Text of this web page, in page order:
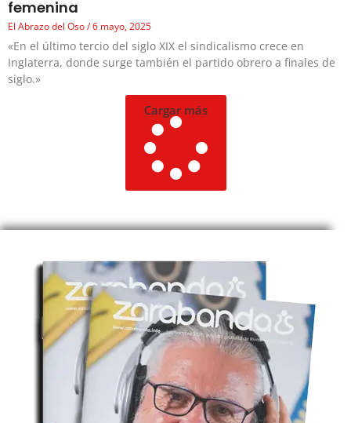
femenina
El Abrazo del Oso 6 mayo, 2025
«En el último tercio del siglo XIX el sindicalismo crece en
Inglaterra, donde surge también el partido obrero a finales de
siglo.»
Cargar más